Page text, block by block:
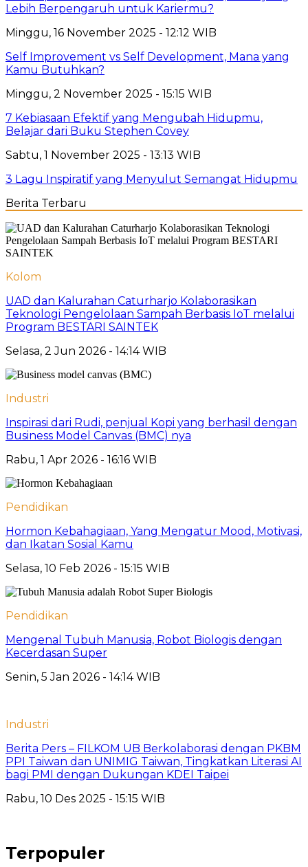
Lebih Berpengaruh untuk Kariermu?
Minggu, 16 November 2025 - 12:12 WIB
Self Improvement vs Self Development, Mana yang
Kamu Butuhkan?
Minggu, 2 November 2025 - 15:15 WIB
7 Kebiasaan Efektif yang Mengubah Hidupmu,
Belajar dari Buku Stephen Covey
Sabtu, 1 November 2025 - 13:13 WIB
3 Lagu Inspiratif yang Menyulut Semangat Hidupmu
Berita Terbaru
Kolom
UAD dan Kalurahan Caturharjo Kolaborasikan
Teknologi Pengelolaan Sampah Berbasis IoT melalui
Program BESTARI SAINTEK
Selasa, 2 Jun 2026 - 14:14 WIB
Industri
Inspirasi dari Rudi, penjual Kopi yang berhasil dengan
Business Model Canvas (BMC) nya
Rabu, 1 Apr 2026 - 16:16 WIB
Pendidikan
Hormon Kebahagiaan, Yang Mengatur Mood, Motivasi,
dan Ikatan Sosial Kamu
Selasa, 10 Feb 2026 - 15:15 WIB
Pendidikan
Mengenal Tubuh Manusia, Robot Biologis dengan
Kecerdasan Super
Senin, 5 Jan 2026 - 14:14 WIB
Industri
Berita Pers – FILKOM UB Berkolaborasi dengan PKBM
PPI Taiwan dan UNIMIG Taiwan, Tingkatkan Literasi AI
bagi PMI dengan Dukungan KDEI Taipei
Rabu, 10 Des 2025 - 15:15 WIB
Terpopuler